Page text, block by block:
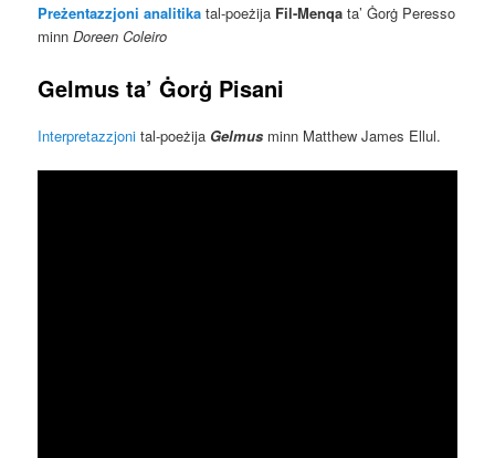
Preżentazzjoni analitika tal-poeżija Fil-Menqa ta’ Ġorġ Peresso
minnDoreen Coleiro
Gelmusta’ Ġorġ Pisani
Interpretazzjoni tal-poeżija Gelmus minn Matthew James Ellul.